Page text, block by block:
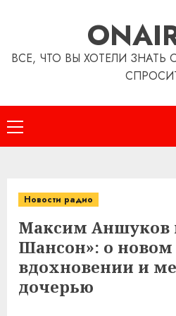
ВСЕ, ЧТО ВЫ ХОТЕЛИ
Основное
меню
Новости радио
Максим Аншуков
Шансон»: о новом
вдохновении и
дочерью